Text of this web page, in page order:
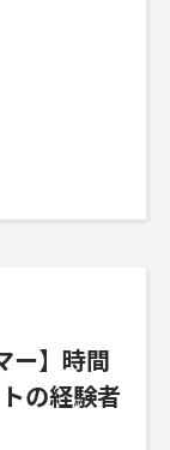
ー】時間
の経験者